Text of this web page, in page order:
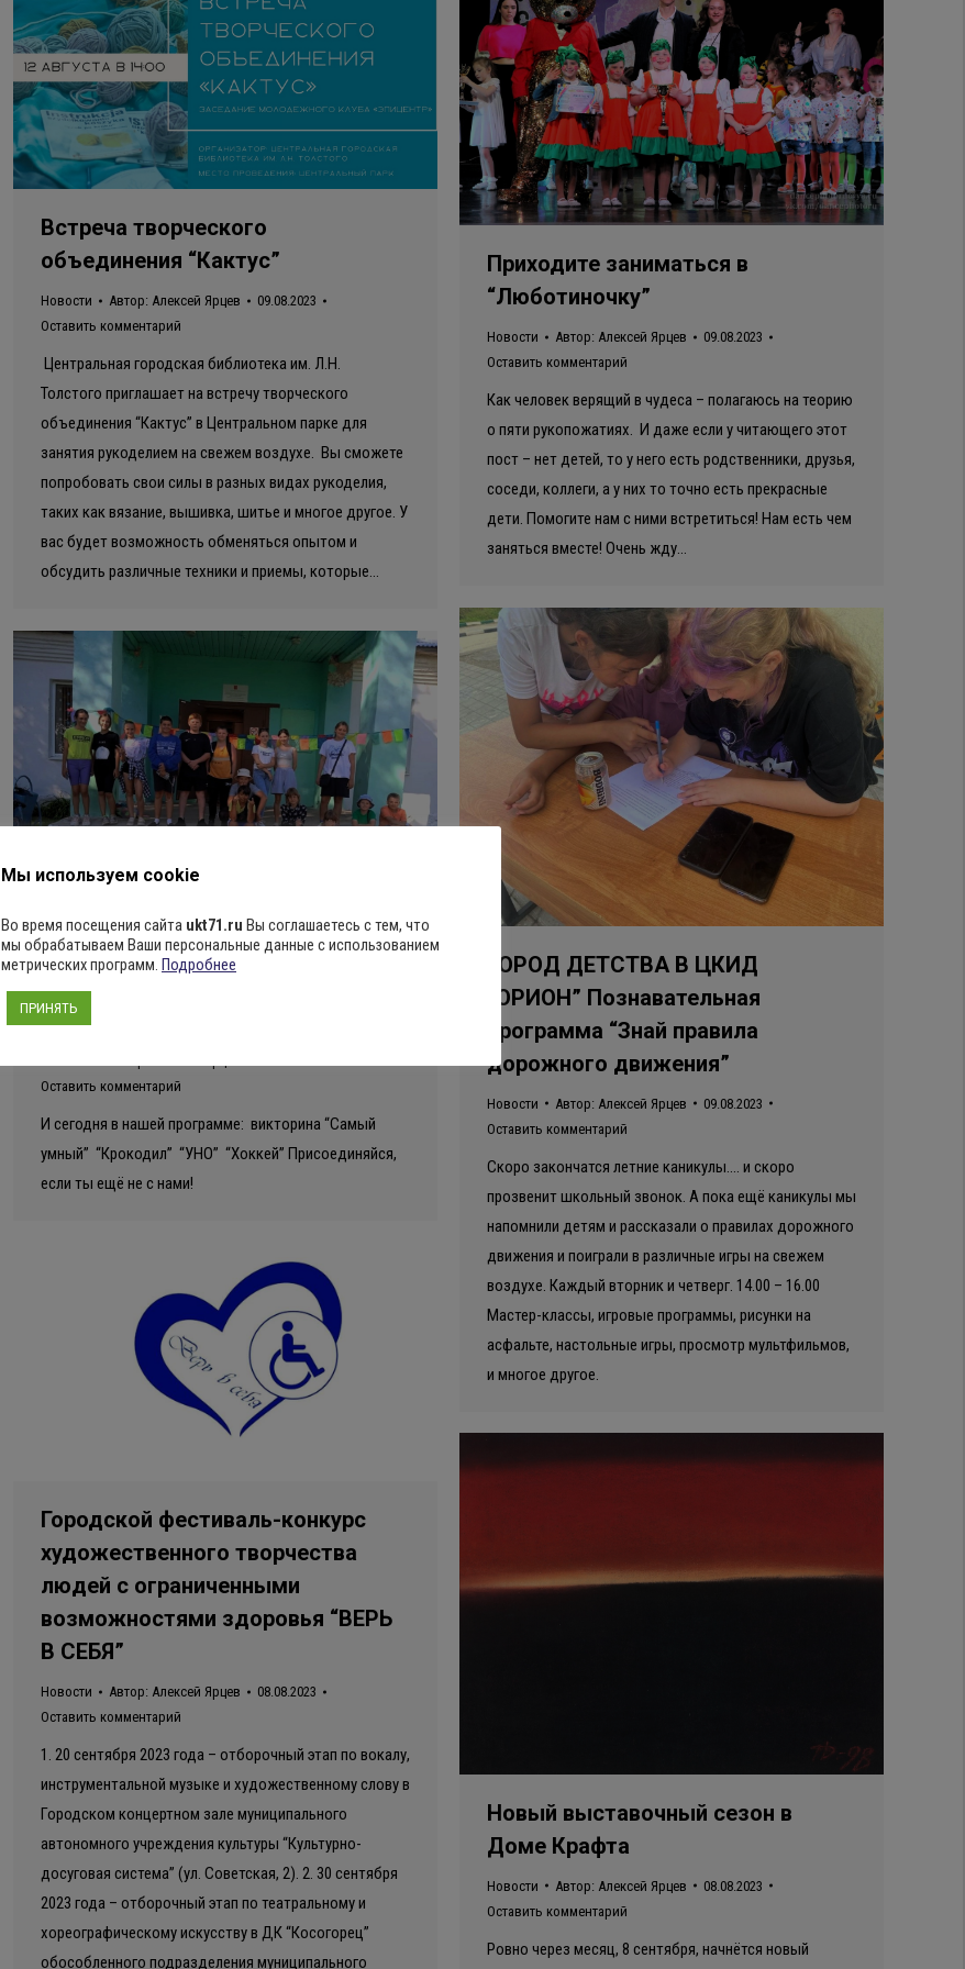
Встреча творческого
объединения “Кактус”
Новости Автор: Алексей Ярцев
09.08.2023
Оставить комментарий
Центральная городская библиотека им. Л.Н.
Толстого приглашает на встречу творческого
объединения “Кактус” в Центральном парке для
занятия рукоделием на свежем воздухе. Вы сможете
попробовать свои силы в разных видах рукоделия,
таких как вязание, вышивка, шитье и многое другое. У
вас будет возможность обменяться опытом и
обсудить различные техники и приемы, которые…
Приходите заниматься в
“Люботиночку”
Новости Автор: Алексей Ярцев
09.08.2023
Оставить комментарий
Как человек верящий в чудеса – полагаюсь на теорию
о пяти рукопожатиях. И даже если у читающего этот
пост – нет детей, то у него есть родственники, друзья,
соседи, коллеги, а у них то точно есть прекрасные
дети. Помогите нам с ними встретиться! Нам есть чем
заняться вместе! Очень жду…
ГОРОД ДЕТСТВА В ЦКИД
“ОРИОН” Познавательная
программа “Знай правила
дорожного движения”
Новости Автор: Алексей Ярцев
09.08.2023
Оставить комментарий
Скоро закончатся летние каникулы…. и скоро
прозвенит школьный звонок. А пока ещё каникулы мы
напомнили детям и рассказали о правилах дорожного
движения и поиграли в различные игры на свежем
воздухе. Каждый вторник и четверг. 14.00 – 16.00
Мастер-классы, игровые программы, рисунки на
асфальте, настольные игры, просмотр мультфильмов,
и многое другое.
ГОРОД ДЕТСТВА День
настольных игр в селе Алёшня
Оставить комментарий
И сегодня в нашей программе: викторина “Самый
умный” “Крокодил” “УНО” “Хоккей” Присоединяйся,
если ты ещё не с нами!
Городской фестиваль-конкурс
художественного творчества
людей с ограниченными
возможностями здоровья “ВЕРЬ
В СЕБЯ”
Новости Автор: Алексей Ярцев
08.08.2023
Оставить комментарий
1. 20 сентября 2023 года – отборочный этап по вокалу,
инструментальной музыке и художественному слову в
Городском концертном зале муниципального
автономного учреждения культуры “Культурно-
досуговая система” (ул. Советская, 2). 2. 30 сентября
2023 года – отборочный этап по театральному и
хореографическому искусству в ДК “Косогорец”
обособленного подразделения муниципального
Новый выставочный сезон в
Доме Крафта
Новости Автор: Алексей Ярцев
08.08.2023
Оставить комментарий
Ровно через месяц, 8 сентября, начнётся новый
Мы используем cookie
Во время посещения сайта ukt71.ru Вы соглашаетесь с тем, что
мы обрабатываем Ваши персональные данные с использованием
метрических программ. Подробнее
ПРИНЯТЬ